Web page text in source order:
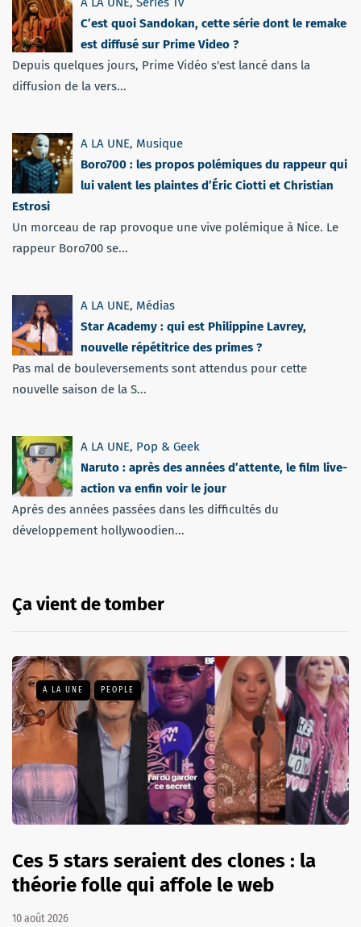
C’est quoi Sandokan, cette série dont le remake
est diffusé sur Prime Video ?
Depuis quelques jours, Prime Vidéo s'est lancé dans la
diffusion de la vers...
A LA UNE, Musique
Boro700 : les propos polémiques du rappeur qui
lui valent les plaintes d’Éric Ciotti et Christian
Estrosi
Un morceau de rap provoque une vive polémique à Nice. Le
rappeur Boro700 se...
A LA UNE, Médias
Star Academy : qui est Philippine Lavrey,
nouvelle répétitrice des primes ?
Pas mal de bouleversements sont attendus pour cette
nouvelle saison de la S...
A LA UNE, Pop & Geek
Naruto : après des années d’attente, le film live-
action va enfin voir le jour
Après des années passées dans les difficultés du
développement hollywoodien...
Ça vient de tomber
A LA UNE PEOPLE
Ces 5 stars seraient des clones : la
théorie folle qui affole le web
10 août 2026